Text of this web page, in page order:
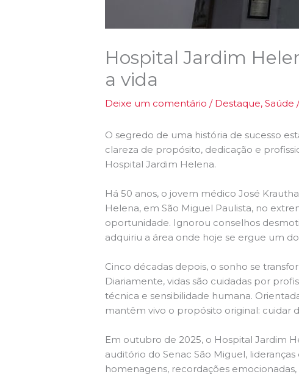
Hospital Jardim
a vida
Deixe um comentário / Destaque,Saúde
O segredo de uma história de sucesso
clareza de propósito, dedicação e
Hospital Jardim Helena.
Há 50 anos, o jovem médico José
Helena, em São Miguel Paulista, no
oportunidade. Ignorou conselhos
adquiriu a área onde hoje se ergue um
Cinco décadas depois, o sonho se
Diariamente, vidas são cuidadas por
técnica e sensibilidade humana.
mantêm vivo o propósito original: cuidar
Em outubro de 2025, o Hospital Jardim
auditório do Senac São Miguel,
homenagens, recordações